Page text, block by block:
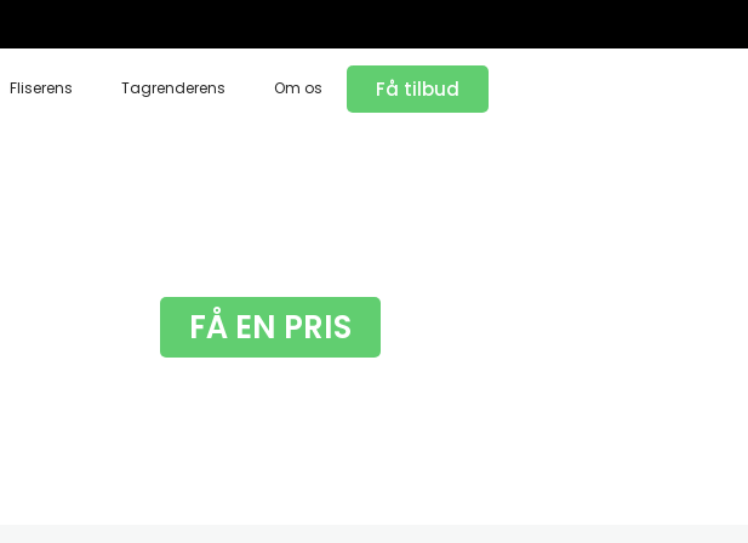
Fliserens Tagrenderens Om os Få tilbud
FÅ EN PRIS